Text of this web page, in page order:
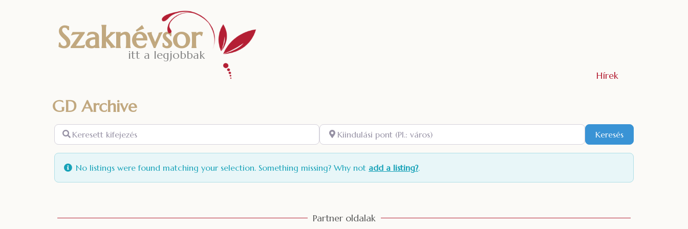
Szaknévsor
itt a legjobbak
Hírek
GD Archive
Keresett
kifejezés
Kiindulási pont (Pl.: város)
KeresésKeresés
No listings were found matching your selection. Something missing? Why not add a listing?.
Partner oldalak